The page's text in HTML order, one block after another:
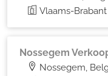
Vlaams-Brabant
Nossegem
Nossegem,